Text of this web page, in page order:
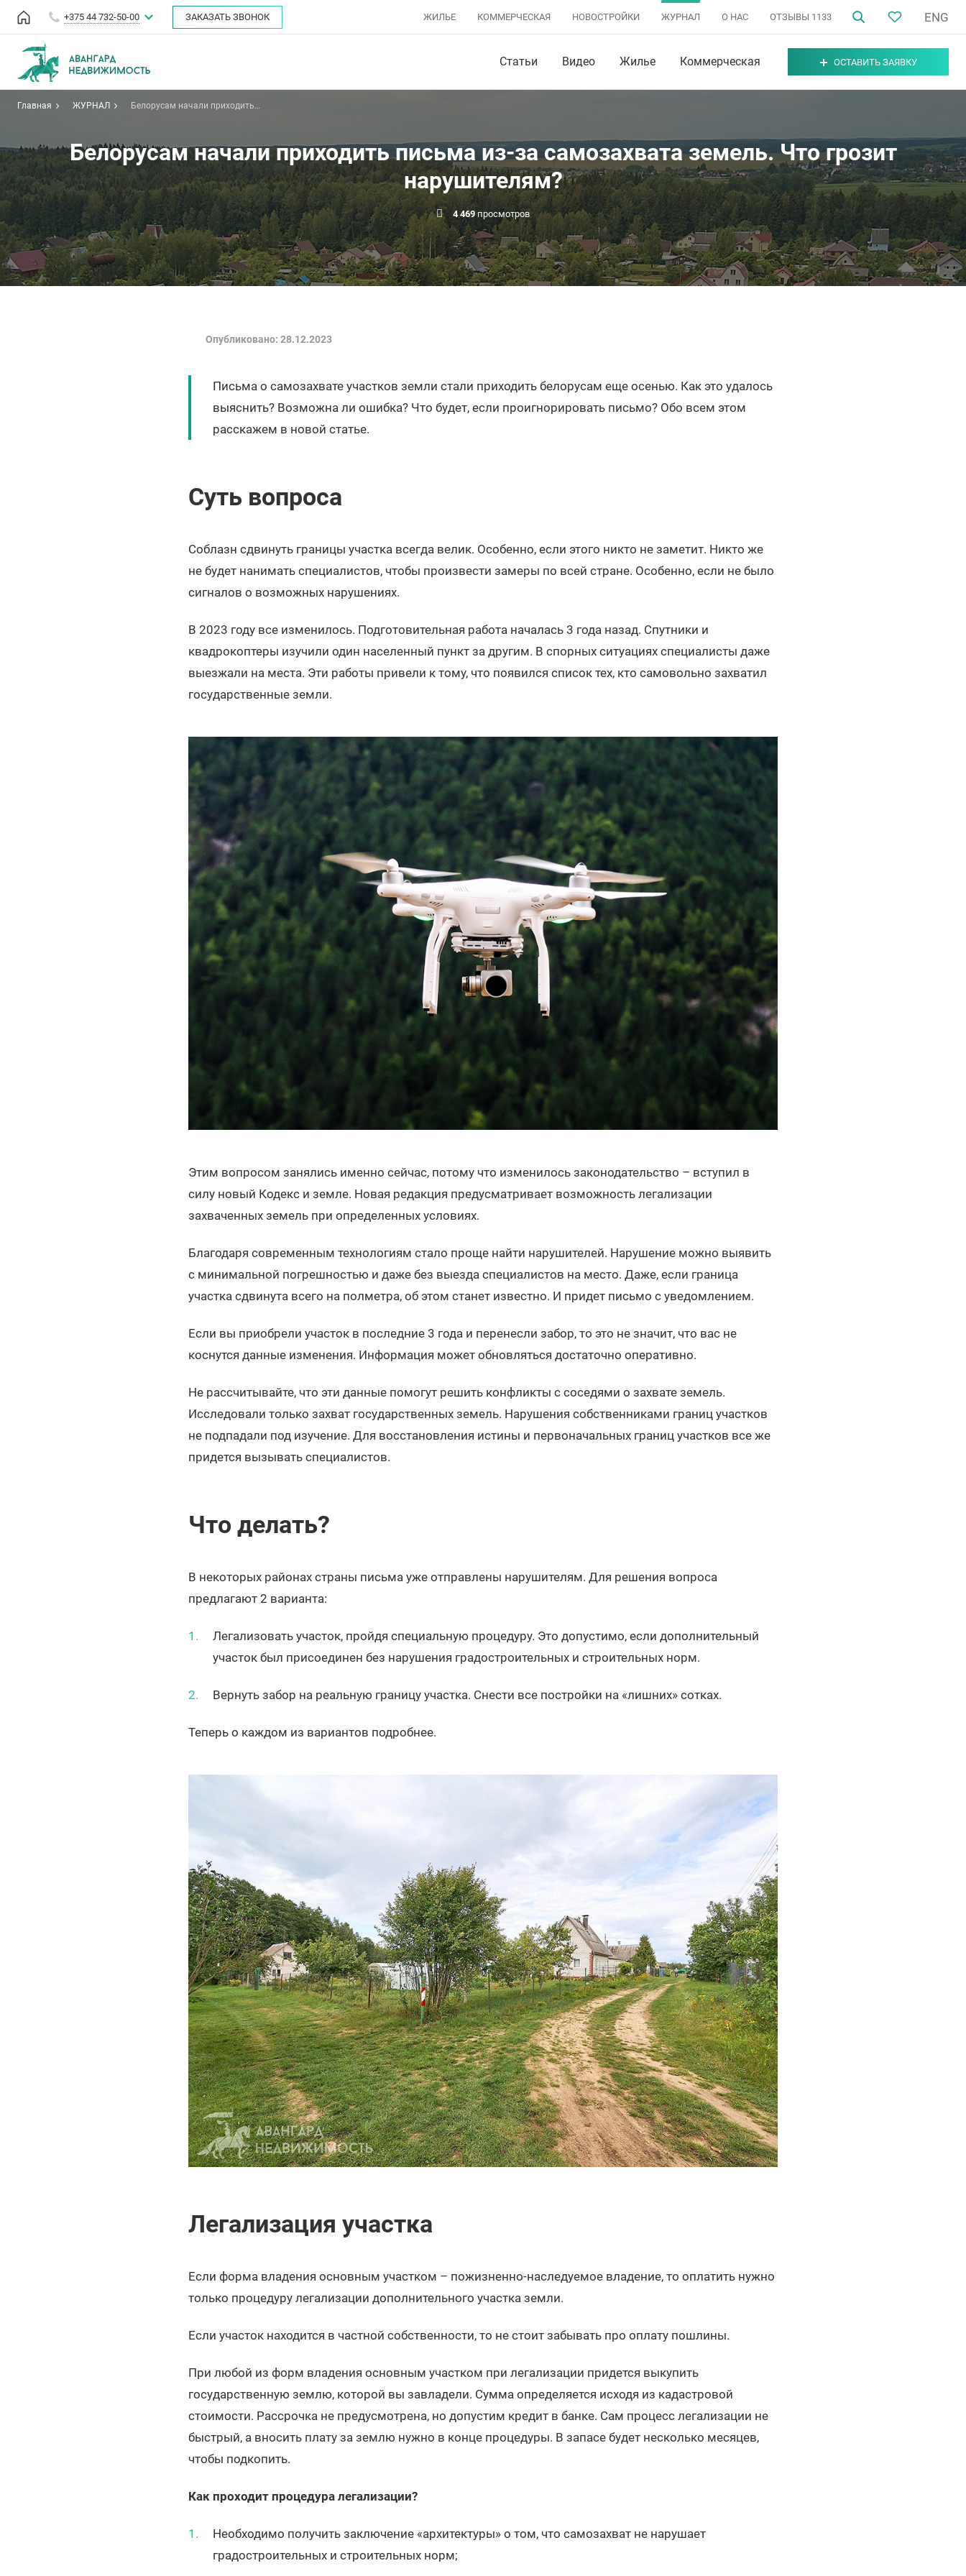
+375 44 732-50-00 ЗАКАЗАТЬ ЗВОНОК ЖИЛЬЕ КОММЕРЧЕСКАЯ НОВОСТРОЙКИ ЖУРНАЛ О НАС ОТЗЫВЫ 1133 ENG
Статьи Видео Жилье Коммерческая ОСТАВИТЬ ЗАЯВКУ
Главная ЖУРНАЛ
Белорусам начали приходить
Белорусам начали приходить письма из-за самозахвата земель. Что грозит
нарушителям?
4 469 просмотров
Опубликовано: 28.12.2023
Письма о самозахвате участков земли стали приходить белорусам еще осенью. Как это удалось
выяснить? Возможна ли ошибка? Что будет, если проигнорировать письмо? Обо всем этом
расскажем в новой статье.
Суть вопроса
Соблазн сдвинуть границы участка всегда велик. Особенно, если этого никто не заметит. Никто же
не будет нанимать специалистов, чтобы произвести замеры по всей стране. Особенно, если не было
сигналов о возможных нарушениях.
В 2023 году все изменилось. Подготовительная работа началась 3 года назад. Спутники и
квадрокоптеры изучили один населенный пункт за другим. В спорных ситуациях специалисты даже
выезжали на места. Эти работы привели к тому, что появился список тех, кто самовольно захватил
государственные земли.
Этим вопросом занялись именно сейчас, потому что изменилось законодательство – вступил в
силу новый Кодекс и земле. Новая редакция предусматривает возможность легализации
захваченных земель при определенных условиях.
Благодаря современным технологиям стало проще найти нарушителей. Нарушение можно выявить
с минимальной погрешностью и даже без выезда специалистов на место. Даже, если граница
участка сдвинута всего на полметра, об этом станет известно. И придет письмо с уведомлением.
Если вы приобрели участок в последние 3 года и перенесли забор, то это не значит, что вас не
коснутся данные изменения. Информация может обновляться достаточно оперативно.
Не рассчитывайте, что эти данные помогут решить конфликты с соседями о захвате земель.
Исследовали только захват государственных земель. Нарушения собственниками границ участков
не подпадали под изучение. Для восстановления истины и первоначальных границ участков все же
придется вызывать специалистов.
Что делать?
В некоторых районах страны письма уже отправлены нарушителям. Для решения вопроса
предлагают 2 варианта:
Легализовать участок, пройдя специальную процедуру. Это допустимо, если дополнительный
участок был присоединен без нарушения градостроительных и строительных норм.
Вернуть забор на реальную границу участка. Снести все постройки на «лишних» сотках.
Теперь о каждом из вариантов подробнее.
Легализация участка
Если форма владения основным участком – пожизненно-наследуемое владение, то оплатить нужно
только процедуру легализации дополнительного участка земли.
Если участок находится в частной собственности, то не стоит забывать про оплату пошлины.
При любой из форм владения основным участком при легализации придется выкупить
государственную землю, которой вы завладели. Сумма определяется исходя из кадастровой
стоимости. Рассрочка не предусмотрена, но допустим кредит в банке. Сам процесс легализации не
быстрый, а вносить плату за землю нужно в конце процедуры. В запасе будет несколько месяцев,
чтобы подкопить.
Как проходит процедура легализации?
Необходимо получить заключение «архитектуры» о том, что самозахват не нарушает
градостроительных и строительных норм;